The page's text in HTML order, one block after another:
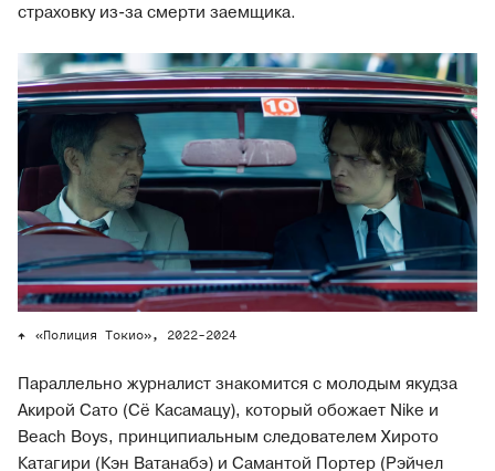
страховку из-за смерти заемщика.
«Полиция Токио», 2022-2024
Параллельно журналист знакомится с молодым якудза
Акирой Сато (Сё Касамацу), который обожает Nike и
Beach Boys, принципиальным следователем Хирото
Катагири (Кэн Ватанабэ) и Самантой Портер (Рэйчел